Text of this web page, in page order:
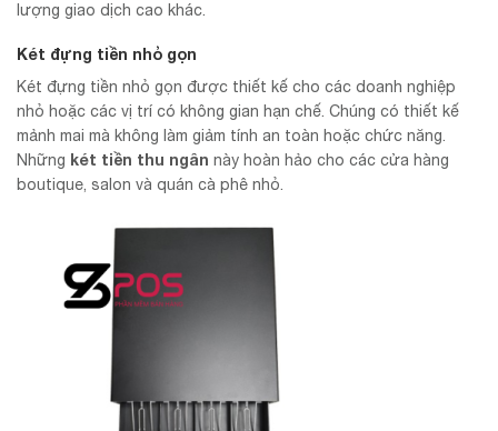
lượng giao dịch cao khác.
Két đựng tiền nhỏ gọn
Két đựng tiền nhỏ gọn được thiết kế cho các doanh nghiệp
nhỏ hoặc các vị trí có không gian hạn chế. Chúng có thiết kế
mảnh mai mà không làm giảm tính an toàn hoặc chức năng.
Những két tiền thu ngân này hoàn hảo cho các cửa hàng
boutique, salon và quán cà phê nhỏ.